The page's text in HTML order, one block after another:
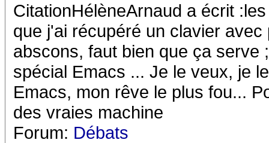
CitationHélèneArnaud a écrit
que j'ai récupéré un clavier
abscons, faut bien que ça serve
spécial Emacs ... Je le veux, je
Emacs, mon rêve le plus fou...
des vraies machine
Forum: Débats